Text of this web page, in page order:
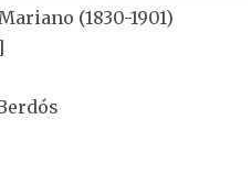
(1830-1901)